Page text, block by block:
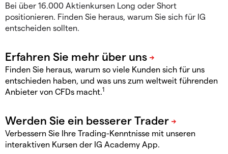
Bei über 16.000 Aktienkursen Long oder Short
positionieren. Finden Sie heraus, warum Sie sich für IG
entscheiden sollten.
Finden Sie heraus, warum so viele Kunden sich für uns
entschieden haben, und was uns zum weltweit führenden
Anbieter von CFDs macht.1
Verbessern Sie Ihre Trading-Kenntnisse mit unseren
interaktiven Kursen der IG Academy App.